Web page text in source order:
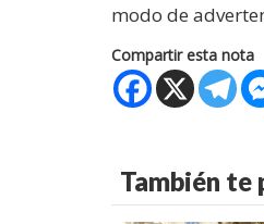
modo de
Compartir esta nota
También te